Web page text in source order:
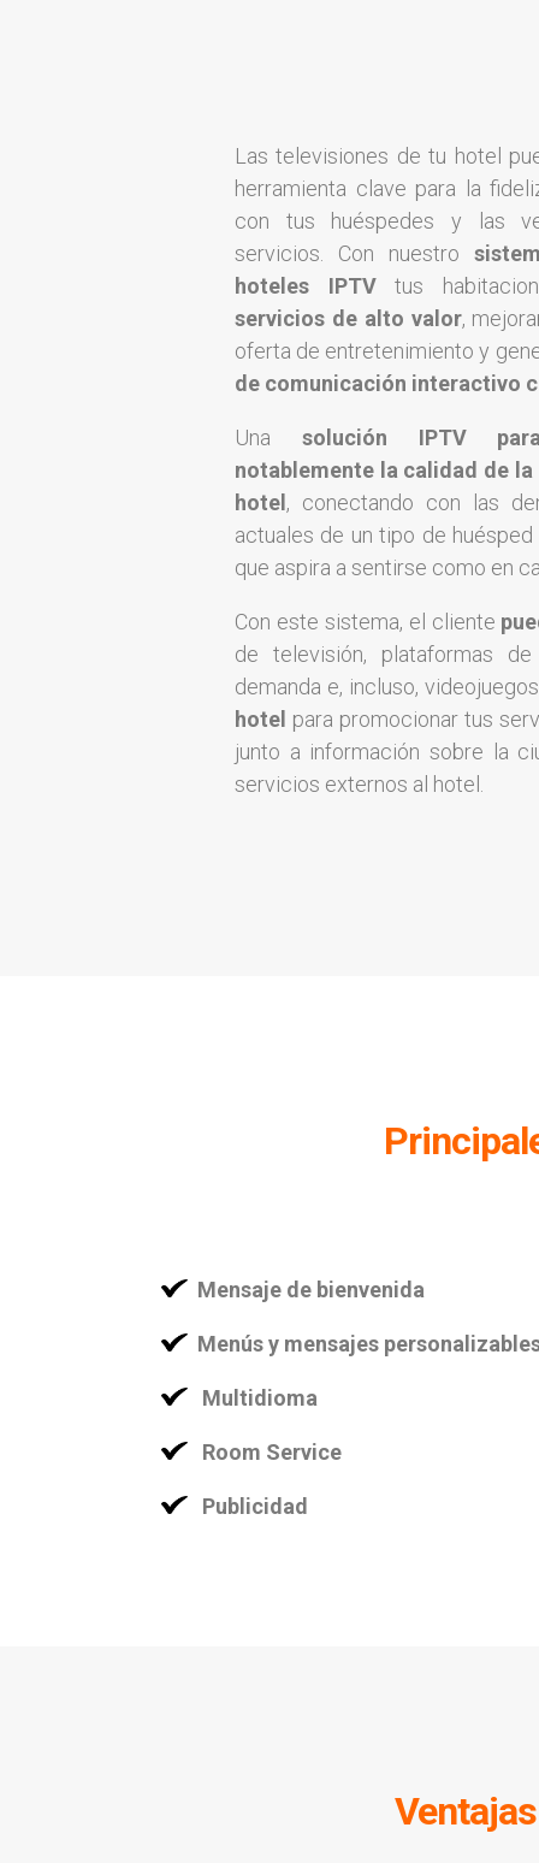
Las televisiones de tu hotel
herramienta clave para la
con tus huéspedes y las
servicios. Con nuestro
hoteles IPTVtus
servicios de alto valor,
oferta de entretenimiento y
de comunicación interactivo
Una solución IPTV
notablemente la calidad de
hotel , conectando con las
actuales de un tipo de
que aspira a sentirse como en
Con este sistema, el cliente
de televisión, plataformas
demanda e, incluso,
hotel para promocionar tus
junto a información sobre la
servicios externos al hotel.
Mensaje de bienvenida
Menús y mensajes
Multidioma
Room Service
Publicidad